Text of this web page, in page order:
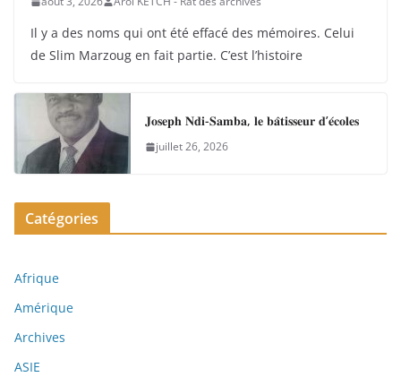
Il y a des noms qui ont été effacé des mémoires. Celui
de Slim Marzoug en fait partie. C’est l’histoire
𝐉𝐨𝐬𝐞𝐩𝐡 𝐍𝐝𝐢-𝐒𝐚𝐦𝐛𝐚, 𝐥𝐞 𝐛𝐚̂𝐭𝐢𝐬𝐬𝐞𝐮𝐫 𝐝’𝐞́𝐜𝐨𝐥𝐞𝐬
juillet 26, 2026
Catégories
Afrique
Amérique
Archives
ASIE